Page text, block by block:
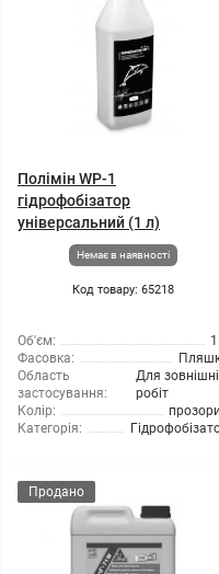
Полімін WP-1
гідрофобізатор
універсальний (1 л)
Немає в наявності
Код товару: 65218
Об'єм:
Фасовка:
Область
застосування:
Для
робіт
Колір:
Категорія:
Продано